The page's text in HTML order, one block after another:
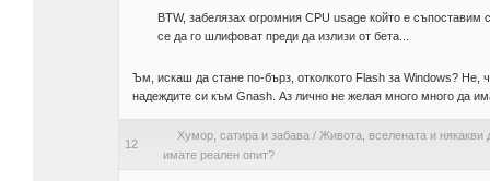
BTW, забелязах огромния CPU usage който е
се да го шлифоват преди да излизи от бета...
Ъм, искаш да стане по-бърз, отколкото Flash за Windows?
надеждите си към Gnash. Аз лично не желая много много да
12
Хумор, сатира и забава / Живота, вселената и някакви
имате реален опит?